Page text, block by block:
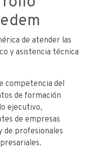
de atender las
y asistencia técnica
competencia del
de formación
ejecutivo,
de empresas
de profesionales